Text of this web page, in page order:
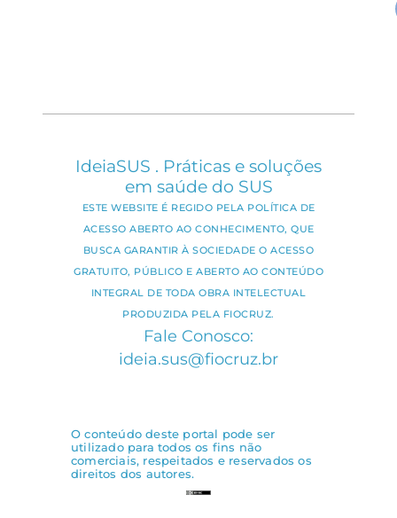
IdeiaSUS . Práticas e soluções
em saúde do SUS
ESTE WEBSITE É REGIDO PELA POLÍTICA DE
ACESSO ABERTO AO CONHECIMENTO, QUE
BUSCA GARANTIR À SOCIEDADE O ACESSO
GRATUITO, PÚBLICO E ABERTO AO CONTEÚDO
INTEGRAL DE TODA OBRA INTELECTUAL
PRODUZIDA PELA FIOCRUZ.
Fale Conosco:
ideia.sus@fiocruz.br
O conteúdo deste portal pode ser
utilizado para todos os fins não
comerciais, respeitados e reservados os
direitos dos autores.